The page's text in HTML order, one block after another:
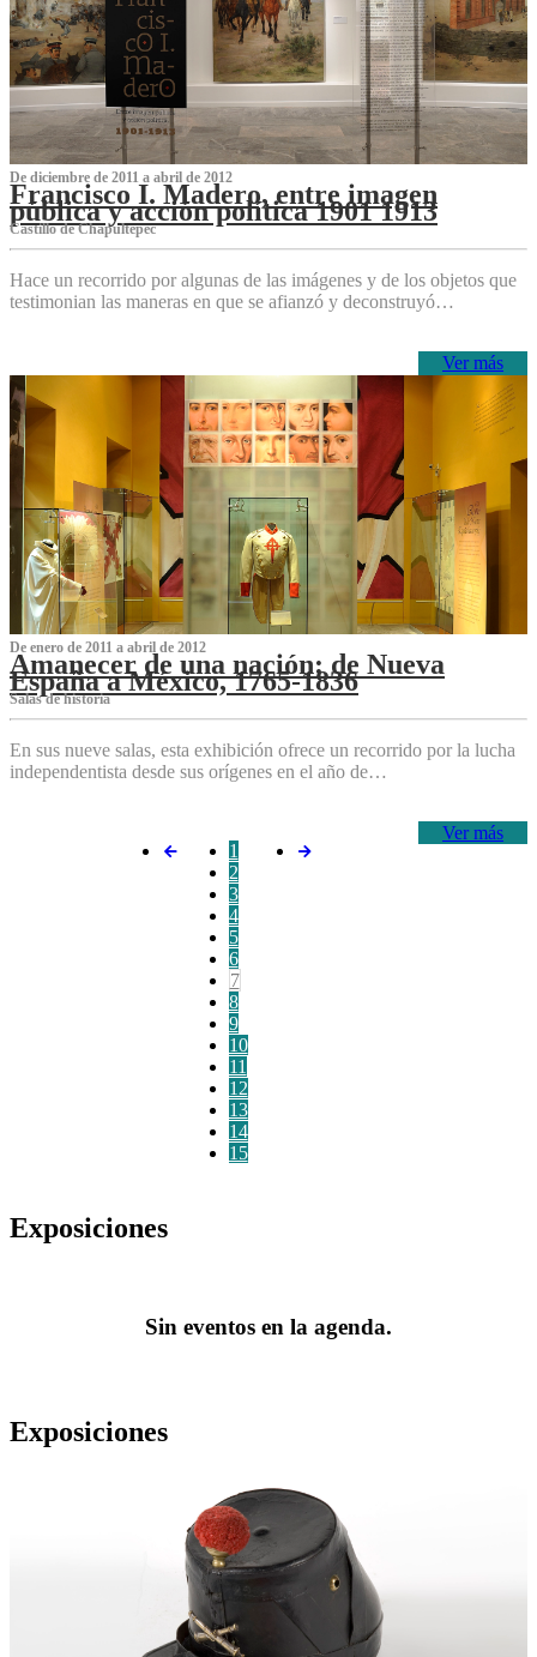
De diciembre de 2011 a abril de 2012
Francisco I. Madero, entre imagen
pública y acción política 1901 1913
Castillo de Chapultepec
Hace un recorrido por algunas de las imágenes y de los objetos que
testimonian las maneras en que se afianzó y deconstruyó…
Ver más
De enero de 2011 a abril de 2012
Amanecer de una nación: de Nueva
España a México, 1765-1836
Salas de historia
En sus nueve salas, esta exhibición ofrece un recorrido por la lucha
independentista desde sus orígenes en el año de…
Ver más
1
2
3
4
5
6
7
8
9
10
11
12
13
14
15
Exposiciones
Sin eventos en la agenda.
Exposiciones